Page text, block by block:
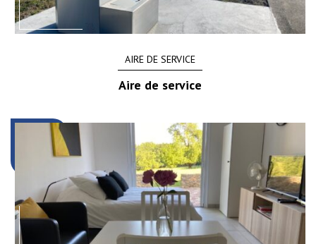
AIRE DE SERVICE
Aire de service